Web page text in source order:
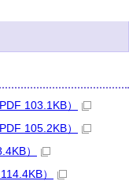
103.1KB）
105.2KB）
）
）